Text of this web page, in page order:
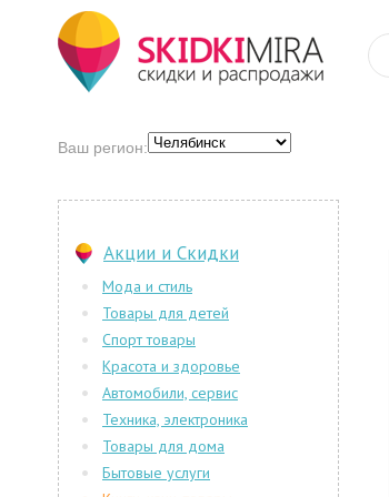
Ваш регион:
Акции и Скидки
Мода и стиль
Товары для детей
Спорт товары
Красота и здоровье
Автомобили, сервис
Техника, электроника
Товары для дома
Бытовые услуги